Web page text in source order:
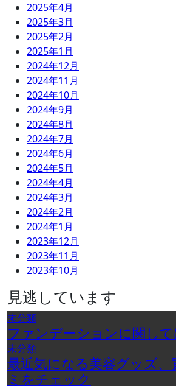
2025年4月
2025年3月
2025年2月
2025年1月
2024年12月
2024年11月
2024年10月
2024年9月
2024年8月
2024年7月
2024年6月
2024年5月
2024年4月
2024年3月
2024年2月
2024年1月
2023年12月
2023年11月
2023年10月
見逃しています
未分類
ファンデーションに関して
未分類
最近気になる美容グッズ、
ミをチェック